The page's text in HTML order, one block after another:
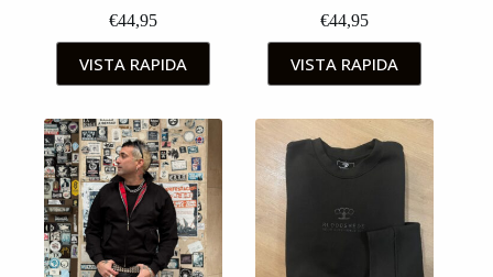
€44,95
VISTA RAPIDA
€44,95
VISTA RAPIDA